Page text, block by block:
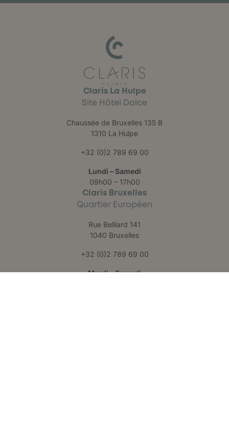
Claris La Hulpe
Site Hôtel Dolce
Chaussée de Bruxelles 135 B
1310 La Hulpe
+32 (0)2 789 69 00
Lundi – Samedi
09h00 – 17h00
Claris Bruxelles
Quartier Européen
Rue Belliard 141
1040 Bruxelles
+32 (0)2 789 69 00
Mardi – Samedi